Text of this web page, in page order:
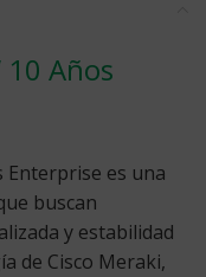
Años
Enterprise es una
buscan
y estabilidad
de Cisco Meraki,